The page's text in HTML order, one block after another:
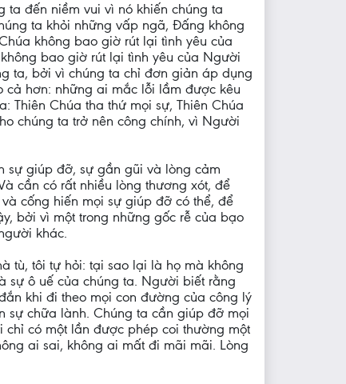
đến niềm vui vì nó khiến chúng ta
ta khỏi những vấp ngã, Đấng không
không bao giờ rút lại tình yêu của
bao giờ rút lại tình yêu của Người
ta, bởi vì chúng ta chỉ đơn giản áp dụng
cả hơn: những ai mắc lỗi lầm được kêu
Thiên Chúa tha thứ mọi sự, Thiên Chúa
chúng ta trở nên công chính, vì Người
sự giúp đỡ, sự gần gũi và lòng cảm
cần có rất nhiều lòng thương xót, để
cống hiến mọi sự giúp đỡ có thể, để
bởi vì một trong những gốc rễ của bạo
khác.
tù, tôi tự hỏi: tại sao lại là họ mà không
sự ô uế của chúng ta. Người biết rằng
khi đi theo mọi con đường của công lý
sự chữa lành. Chúng ta cần giúp đỡ mọi
có một lần được phép coi thường một
ai sai, không ai mất đi mãi mãi. Lòng